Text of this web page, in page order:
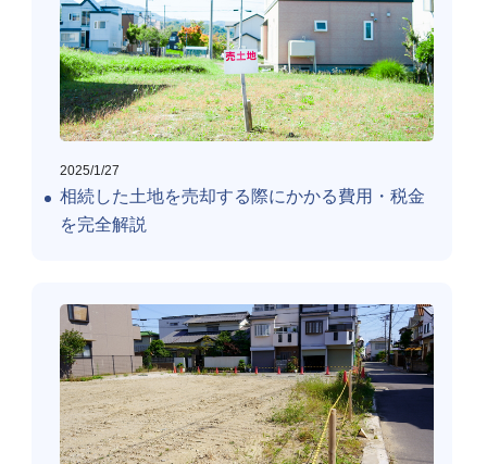
2025/1/27
相続した土地を売却する際にかかる費用・税金
を完全解説